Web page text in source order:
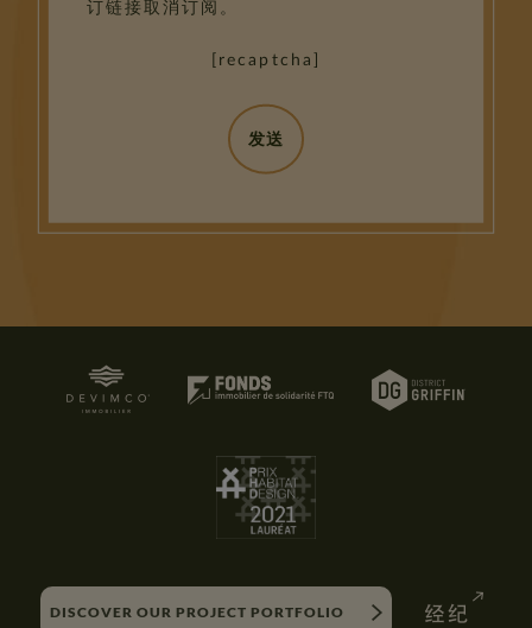
订链接取消订阅。
[recaptcha]
DISCOVER OUR PROJECT PORTFOLIO